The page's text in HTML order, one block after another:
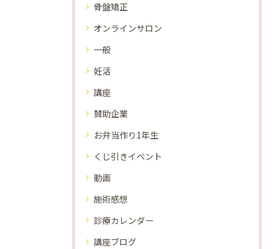
骨盤矯正
オンラインサロン
一般
妊活
講座
賛助企業
お弁当作り1年生
くじ引きイベント
動画
施術感想
診療カレンダー
講座ブログ